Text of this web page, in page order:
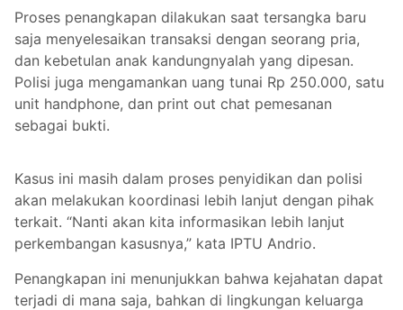
Proses penangkapan dilakukan saat tersangka baru
saja menyelesaikan transaksi dengan seorang pria,
dan kebetulan anak kandungnyalah yang dipesan.
Polisi juga mengamankan uang tunai Rp 250.000, satu
unit handphone, dan print out chat pemesanan
sebagai bukti.
Kasus ini masih dalam proses penyidikan dan polisi
akan melakukan koordinasi lebih lanjut dengan pihak
terkait. “Nanti akan kita informasikan lebih lanjut
perkembangan kasusnya,” kata IPTU Andrio.
Penangkapan ini menunjukkan bahwa kejahatan dapat
terjadi di mana saja, bahkan di lingkungan keluarga